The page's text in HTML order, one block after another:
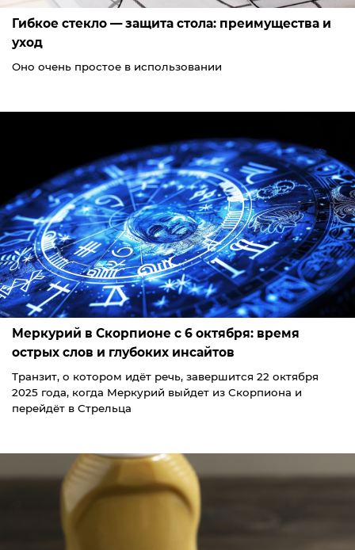
Гибкое стекло — защита стола: преимущества и
уход
Оно очень простое в использовании
Меркурий в Скорпионе с 6 октября: время
острых слов и глубоких инсайтов
Транзит, о котором идёт речь, завершится 22 октября
2025 года, когда Меркурий выйдет из Скорпиона и
перейдёт в Стрельца